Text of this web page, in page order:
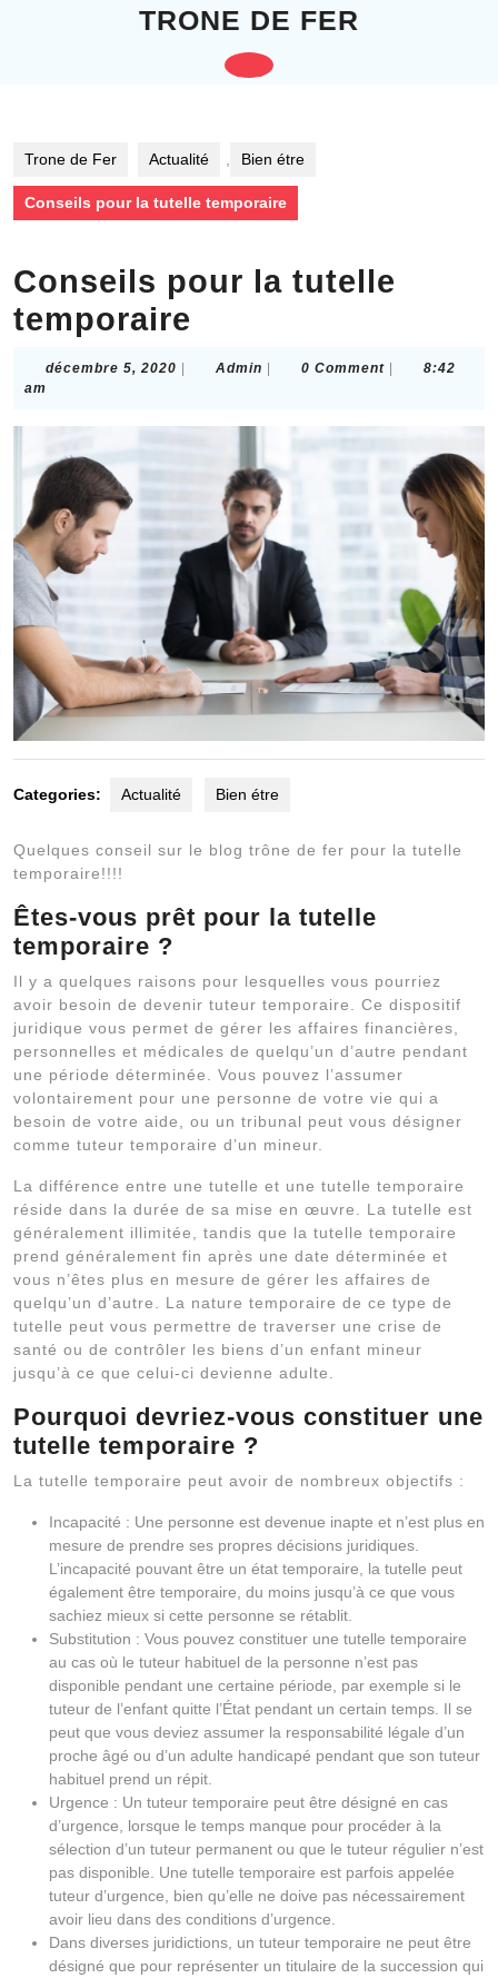
TRONE DE FER
Open
Trone de Fer Actualité Bien étre
Conseils pour la tutelle temporaire
Conseils pour la tutelle
temporaire
décembre 5, 2020 décembre
Admin Admin0 Comment
8:42
am
Categories: Actualité Bien étre
Quelques conseil sur le blog trône de fer pour la tutelle
temporaire!!!!
Êtes-vous prêt pour la tutelle
temporaire ?
Il y a quelques raisons pour lesquelles vous pourriez
avoir besoin de devenir tuteur temporaire. Ce dispositif
juridique vous permet de gérer les affaires financières,
personnelles et médicales de quelqu’un d’autre pendant
une période déterminée. Vous pouvez l’assumer
volontairement pour une personne de votre vie qui a
besoin de votre aide, ou un tribunal peut vous désigner
comme tuteur temporaire d’un mineur.
La différence entre une tutelle et une tutelle temporaire
réside dans la durée de sa mise en œuvre. La tutelle est
généralement illimitée, tandis que la tutelle temporaire
prend généralement fin après une date déterminée et
vous n’êtes plus en mesure de gérer les affaires de
quelqu’un d’autre. La nature temporaire de ce type de
tutelle peut vous permettre de traverser une crise de
santé ou de contrôler les biens d’un enfant mineur
jusqu’à ce que celui-ci devienne adulte.
Pourquoi devriez-vous constituer une
tutelle temporaire ?
La tutelle temporaire peut avoir de nombreux objectifs :
Incapacité : Une personne est devenue inapte et n’est plus en
mesure de prendre ses propres décisions juridiques.
L’incapacité pouvant être un état temporaire, la tutelle peut
également être temporaire, du moins jusqu’à ce que vous
sachiez mieux si cette personne se rétablit.
Substitution : Vous pouvez constituer une tutelle temporaire
au cas où le tuteur habituel de la personne n’est pas
disponible pendant une certaine période, par exemple si le
tuteur de l’enfant quitte l’État pendant un certain temps. Il se
peut que vous deviez assumer la responsabilité légale d’un
proche âgé ou d’un adulte handicapé pendant que son tuteur
habituel prend un répit.
Urgence : Un tuteur temporaire peut être désigné en cas
d’urgence, lorsque le temps manque pour procéder à la
sélection d’un tuteur permanent ou que le tuteur régulier n’est
pas disponible. Une tutelle temporaire est parfois appelée
tuteur d’urgence, bien qu’elle ne doive pas nécessairement
avoir lieu dans des conditions d’urgence.
Dans diverses juridictions, un tuteur temporaire ne peut être
désigné que pour représenter un titulaire de la succession qui